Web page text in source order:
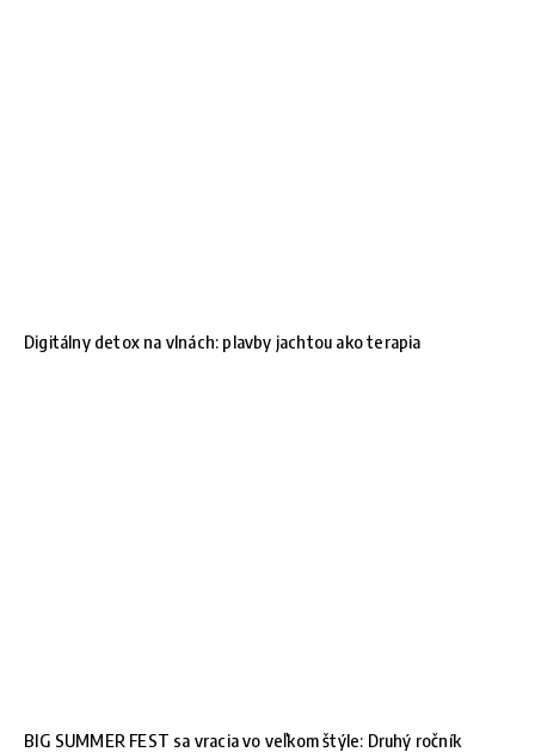
Digitálny detox na vlnách: plavby jachtou ako terapia
BIG SUMMER FEST sa vracia vo veľkom štýle: Druhý ročník